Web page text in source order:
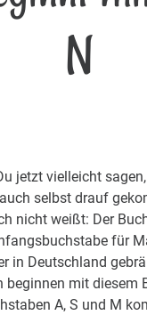
N
jetzt vielleicht
selbst drauf
nicht weißt: Der
für
in Deutschland
beginnen mit diesem
A, S und M